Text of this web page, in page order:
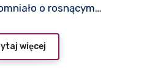
o rosnącym…
więcej